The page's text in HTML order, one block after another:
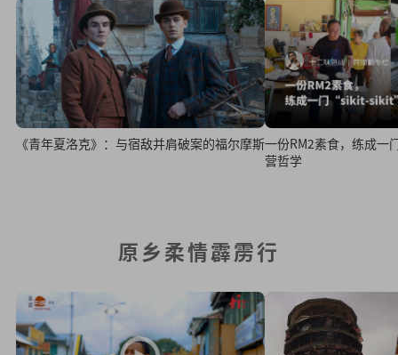
《青年夏洛克》：与宿敌并肩破案的福尔摩斯一份RM2素食，练成
营哲学
原乡柔情霹雳行